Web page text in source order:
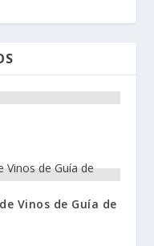
Vinos de Guía de